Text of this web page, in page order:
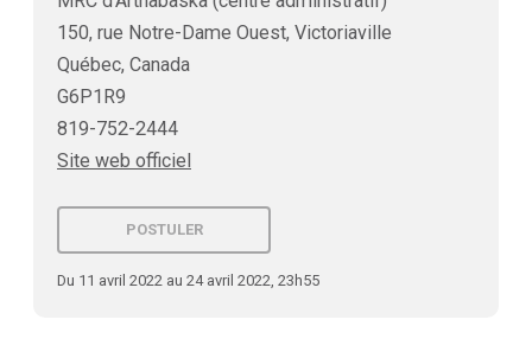
150, rue Notre-Dame Ouest, Victoriaville
Québec, Canada
G6P1R9
819-752-2444
Site web officiel
POSTULER
Du 11 avril 2022 au 24 avril 2022, 23h55